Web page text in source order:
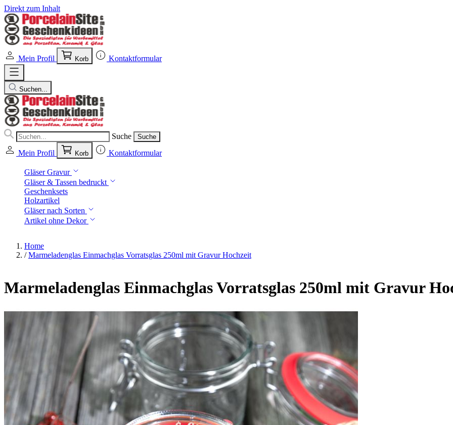
Direkt zum Inhalt
Mein Profil Korb Kontaktformular
Suchen...
Suche Suche
Mein Profil Korb Kontaktformular
Gläser Gravur
Gläser & Tassen bedruckt
Geschenksets
Holzartikel
Gläser nach Sorten
Artikel ohne Dekor
Home
/ Marmeladenglas Einmachglas Vorratsglas 250ml mit Gravur Hochzeit
Marmeladenglas Einmachglas Vorratsglas 250ml mit Gravur